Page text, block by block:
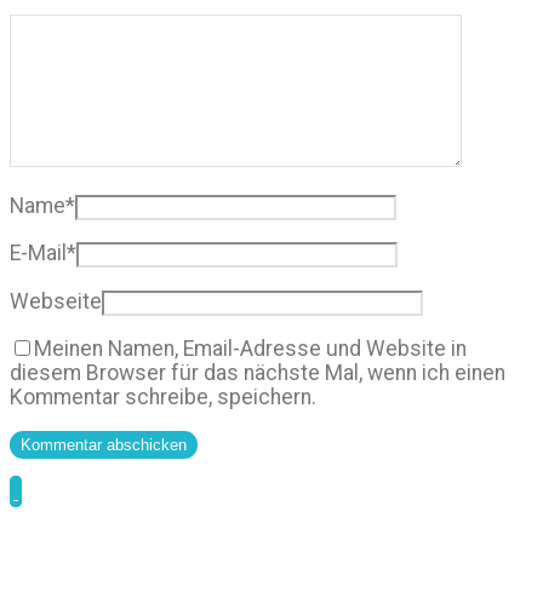
Name*
E-Mail *
Webseite
Meinen Namen, Email-Adresse und Website in
diesem Browser für das nächste Mal, wenn ich einen
Kommentar schreibe, speichern.